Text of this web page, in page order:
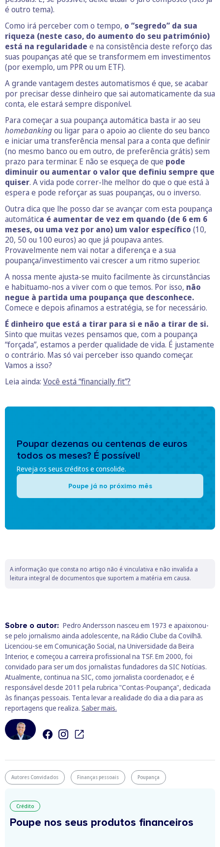
é outro tema).
Como irá perceber com o tempo, o “segredo” da sua
riqueza (neste caso, do aumento do seu património)
está na regularidade e na consistência deste reforço das
suas poupanças até que se transformem em investimentos
(por exemplo, um PPR ou um ETF).
A grande vantagem destes automatismos é que, se acabar
por precisar desse dinheiro que sai automaticamente da sua
conta, ele estará sempre disponível.
Para começar a sua poupança automática basta ir ao seu
homebankingou ligar para o apoio ao cliente do seu banco
e iniciar uma transferência mensal para a conta que definir
(no mesmo banco ou em outro, de preferência grátis) sem
prazo para terminar. E não se esqueça de que pode
diminuir ou aumentar o valor que definiu sempre que
quiser. A vida pode correr-lhe melhor do que o que está à
espera e pode reforçar as suas poupanças, ou o inverso.
Outra dica que lhe posso dar se avançar com esta poupança
automática é aumentar de vez em quando (de 6 em 6
meses, ou uma vez por ano) um valor específico (10,
20, 50 ou 100 euros) ao que já poupava antes.
Provavelmente nem vai notar a diferença e a sua
poupança/investimento vai crescer a um ritmo superior.
A nossa mente ajusta-se muito facilmente às circunstâncias
e habituamo-nos a viver com o que temos. Por isso, não
negue à partida uma poupança que desconhece.
Comece e depois afinamos a estratégia, se for necessário.
É dinheiro que está a tirar para si e não a tirar de si.
Sinto que muitas vezes pensamos que, com a poupança
“forçada”, estamos a perder qualidade de vida. É justamente
o contrário. Mas só vai perceber isso quando começar.
Vamos a isso?
Leia ainda: Você está “financially fit”?
Poupar dezenas ou centenas de euros
todos os meses? É possível!
Reveja os seus créditos e consolide.
Poupe já no próximo mês
A informação que consta no artigo não é vinculativa e não invalida a
leitura integral de documentos que suportem a matéria em causa.
Sobre o autor: Pedro Andersson nasceu em 1973 e apaixonou-
se pelo jornalismo ainda adolescente, na Rádio Clube da Covilhã.
Licenciou-se em Comunicação Social, na Universidade da Beira
Interior, e começou a carreira profissional na TSF. Em 2000, foi
convidado para ser um dos jornalistas fundadores da SIC Notícias.
Atualmente, continua na SIC, como jornalista coordenador, e é
responsável desde 2011 pela rubrica "Contas-Poupança", dedicada
às finanças pessoais. Tenta levar a realidade do dia a dia para as
reportagens que realiza. Saber mais.
Autores Convidados Finanças pessoais Poupança
Crédito
Poupe nos seus produtos financeiros